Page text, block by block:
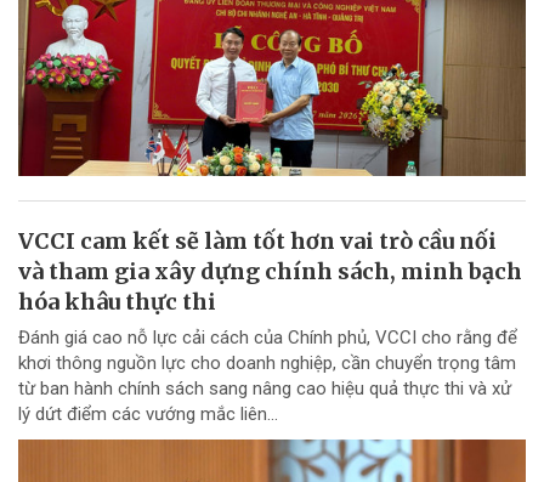
VCCI cam kết sẽ làm tốt hơn vai trò cầu nối
và tham gia xây dựng chính sách, minh bạch
hóa khâu thực thi
Đánh giá cao nỗ lực cải cách của Chính phủ, VCCI cho rằng để
khơi thông nguồn lực cho doanh nghiệp, cần chuyển trọng tâm
từ ban hành chính sách sang nâng cao hiệu quả thực thi và xử
lý dứt điểm các vướng mắc liên...